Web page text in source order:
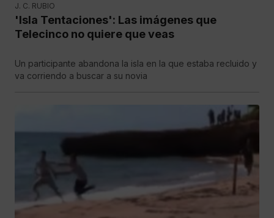
J. C. RUBIO
'Isla Tentaciones': Las imágenes que
Telecinco no quiere que veas
Un participante abandona la isla en la que estaba recluido y
va corriendo a buscar a su novia